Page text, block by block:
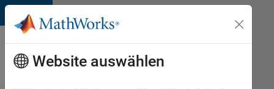
Weiter zum Inhalt
Karriere
bei
MathWorks
Website auswählen